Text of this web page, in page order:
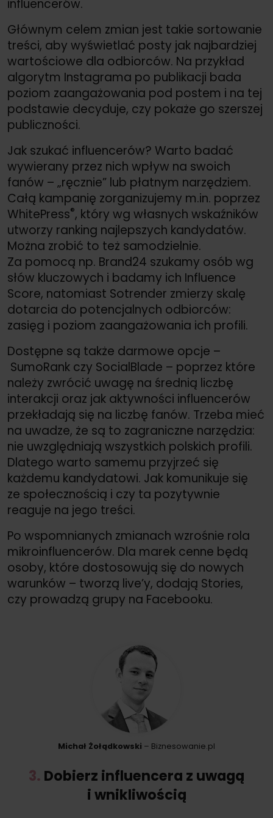
influencerów.
Głównym celem zmian jest takie sortowanie
treści, aby wyświetlać posty jak najbardziej
wartościowe dla odbiorców. Na przykład
algorytm Instagrama po publikacji bada
poziom zaangażowania pod postem i na tej
podstawie decyduje, czy pokaże go szerszej
publiczności.
Jak szukać influencerów? Warto badać
wywierany przez nich wpływ na swoich
fanów – „ręcznie” lub płatnym narzędziem.
Całą kampanię zorganizujemy m.in. poprzez
WhitePress®, który wg własnych wskaźników
utworzy ranking najlepszych kandydatów.
Można zrobić to też samodzielnie.
Za pomocą np. Brand24 szukamy osób wg
słów kluczowych i badamy ich Influence
Score, natomiast Sotrender zmierzy skalę
dotarcia do potencjalnych odbiorców:
zasięg i poziom zaangażowania ich profili.
Dostępne są także darmowe opcje –
SumoRank czy SocialBlade – poprzez które
należy zwrócić uwagę na średnią liczbę
interakcji oraz jak aktywności influencerów
przekładają się na liczbę fanów. Trzeba mieć
na uwadze, że są to zagraniczne narzędzia:
nie uwzględniają wszystkich polskich profili.
Dlatego warto samemu przyjrzeć się
każdemu kandydatowi. Jak komunikuje się
ze społecznością i czy ta pozytywnie
reaguje na jego treści.
Po wspomnianych zmianach wzrośnie rola
mikroinfluencerów. Dla marek cenne będą
osoby, które dostosowują się do nowych
warunków – tworzą live’y, dodają Stories,
czy prowadzą grupy na Facebooku.
Michał Żołądkowski – Biznesowanie.pl
3. Dobierz influencera z uwagą
i wnikliwością